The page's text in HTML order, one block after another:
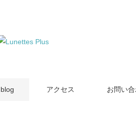
blog アクセス お問い